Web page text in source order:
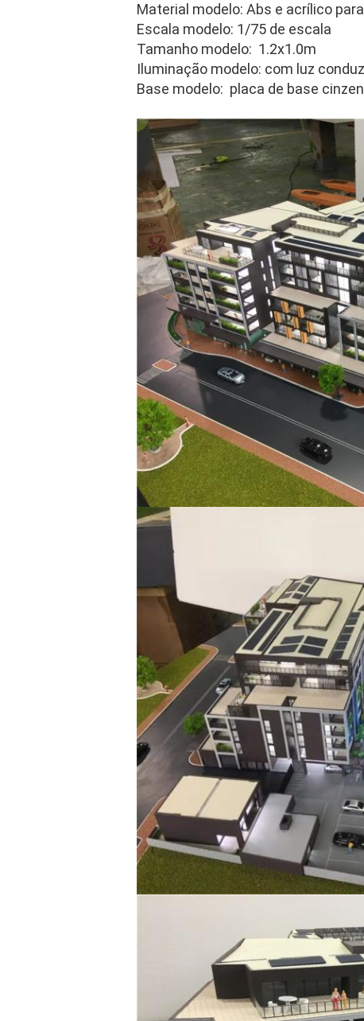
Material modelo: Abs e acrílico
Escala modelo: 1/75 de escala
Tamanho modelo: 1.2x1.0m
Iluminação modelo: com luz
Base modelo: placa de base